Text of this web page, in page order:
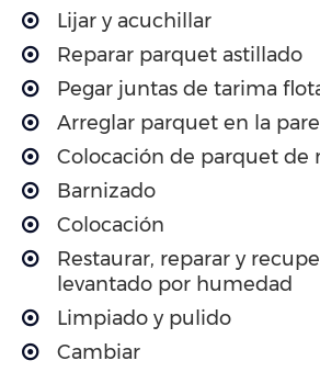
Lijar y acuchillar
Reparar parquet astillado
Pegar juntas de tarima
Arreglar parquet en la
Colocación de parquet de
Barnizado
Colocación
Restaurar, reparar y
levantado por humedad
Limpiado y pulido
Cambiar